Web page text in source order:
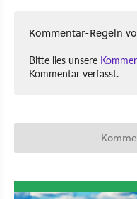
Kommentar-Regeln
Bitte lies unsere
Kommentar verfasst.